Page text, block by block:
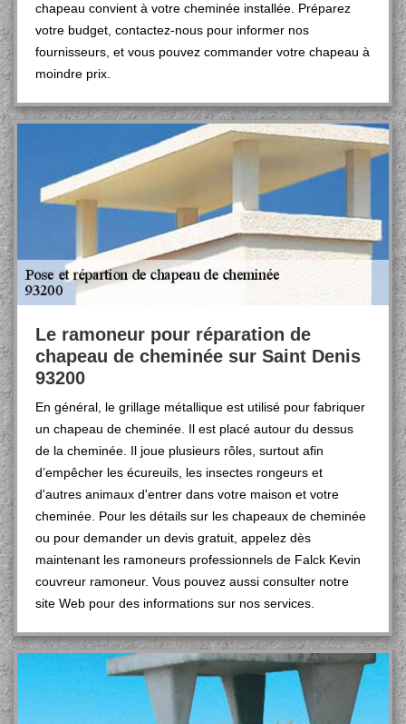
chapeau convient à votre cheminée installée. Préparez
votre budget, contactez-nous pour informer nos
fournisseurs, et vous pouvez commander votre chapeau à
moindre prix.
Le ramoneur pour réparation de
chapeau de cheminée sur Saint Denis
93200
En général, le grillage métallique est utilisé pour fabriquer
un chapeau de cheminée. Il est placé autour du dessus
de la cheminée. Il joue plusieurs rôles, surtout afin
d’empêcher les écureuils, les insectes rongeurs et
d'autres animaux d'entrer dans votre maison et votre
cheminée. Pour les détails sur les chapeaux de cheminée
ou pour demander un devis gratuit, appelez dès
maintenant les ramoneurs professionnels de Falck Kevin
couvreur ramoneur. Vous pouvez aussi consulter notre
site Web pour des informations sur nos services.